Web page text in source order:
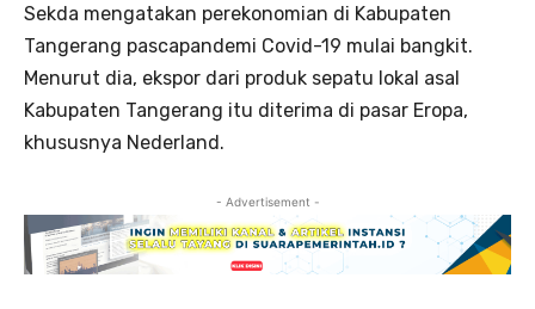
Sekda mengatakan perekonomian di Kabupaten
Tangerang pascapandemi Covid-19 mulai bangkit.
Menurut dia, ekspor dari produk sepatu lokal asal
Kabupaten Tangerang itu diterima di pasar Eropa,
khususnya Nederland.
- Advertisement -